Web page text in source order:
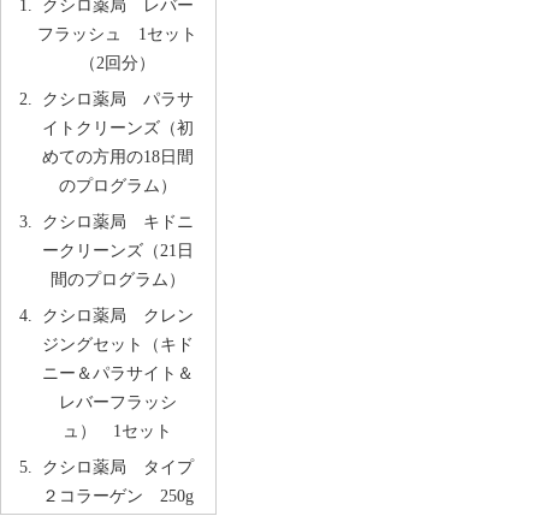
クシロ薬局 レバー
フラッシュ 1セット
（2回分）
クシロ薬局 パラサ
イトクリーンズ（初
めての方用の18日間
のプログラム）
クシロ薬局 キドニ
ークリーンズ（21日
間のプログラム）
クシロ薬局 クレン
ジングセット（キド
ニー＆パラサイト＆
レバーフラッシ
ュ） 1セット
クシロ薬局 タイプ
２コラーゲン 250g